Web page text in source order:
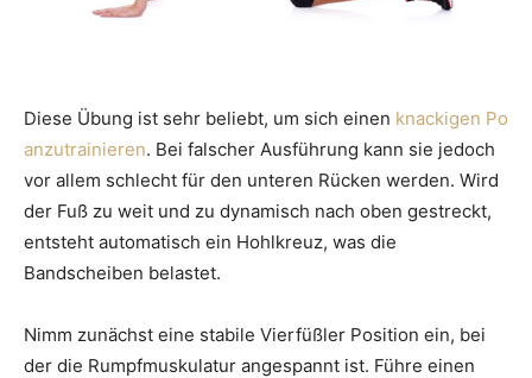
Diese Übung ist sehr beliebt, um sich einen knackigen Po
anzutrainieren. Bei falscher Ausführung kann sie jedoch
vor allem schlecht für den unteren Rücken werden. Wird
der Fuß zu weit und zu dynamisch nach oben gestreckt,
entsteht automatisch ein Hohlkreuz, was die
Bandscheiben belastet.
Nimm zunächst eine stabile Vierfüßler Position ein, bei
der die Rumpfmuskulatur angespannt ist. Führe einen